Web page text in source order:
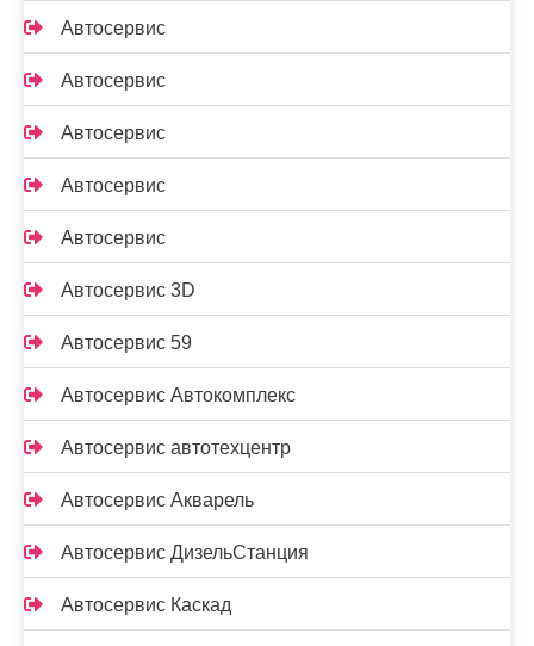
Автосервис
Автосервис
Автосервис
Автосервис
Автосервис
Автосервис 3D
Автосервис 59
Автосервис Автокомплекс
Автосервис автотехцентр
Автосервис Акварель
Автосервис ДизельСтанция
Автосервис Каскад